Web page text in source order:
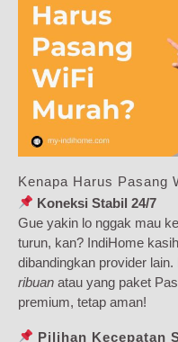
Kenapa Harus Pasang
Koneksi Stabil 24/7
Gue yakin lo nggak mau
turun, kan? IndiHome
dibandingkan provider
ribuan atau yang paket
premium, tetap aman!
Pilihan Kecepatan